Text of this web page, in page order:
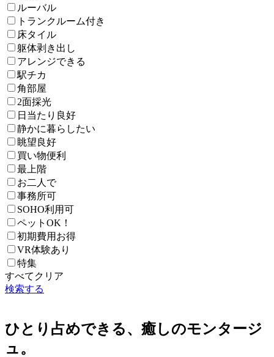
ルーバル
トランクルーム付き
床タイル
躯体剥き出し
アレンジできる
駅チカ
角部屋
2面採光
日当たり良好
静かに暮らしたい
眺望良好
買い物便利
最上階
お二人で
事務所可
SOHO利用可
ペットOK！
初期費用お得
VR体験あり
特集
すべてクリア
検索する
ひとり占めできる、癒しのモンタージ
ュ。